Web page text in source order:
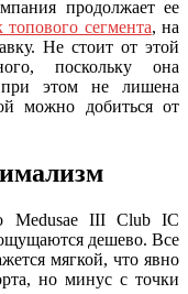
продолжает ее
топового сегмента, на
Не стоит от этой
поскольку она
при этом не лишена
можно добиться от
Medusae III Club IC
дешево. Все
мягкой, что явно
но минус с точки